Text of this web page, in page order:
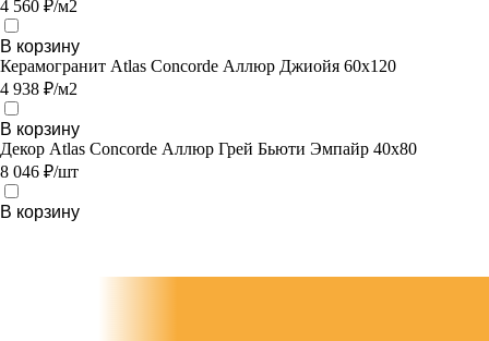
4 560 ₽/м2
В корзину
Керамогранит Atlas Concorde Аллюр Джиойя 60x120
4 938 ₽/м2
В корзину
Декор Atlas Concorde Аллюр Грей Бьюти Эмпайр 40x80
8 046 ₽/шт
В корзину